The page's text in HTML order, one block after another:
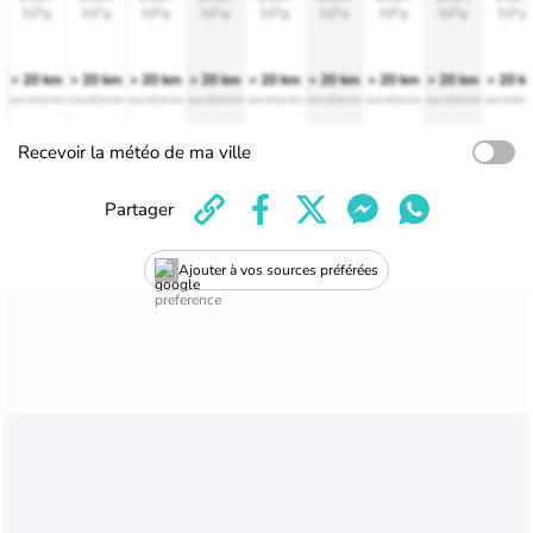
hPa
> 20 km
excellente
hPa
> 20 km
excellente
hPa
> 20 km
excellente
hPa
> 20 km
excellente
hPa
> 20 km
excellente
hPa
> 20 km
excellente
hPa
> 20 km
excellente
hPa
> 20 km
excellente
hPa
> 20
Recevoir la météo de ma ville
Ajouter à vos sources préférées
Partager